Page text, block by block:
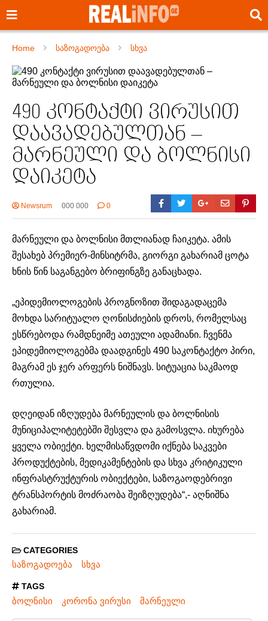
Home საზოგადოება სხვა
490 კონტაქტი ვირუსით
დაავადებულთან –
მარნეული და ბოლნისი
დაიკეტა
Newsrum 000 000 0
მარნეული და ბოლნისი მთლიანად ჩაიკეტა. ამის
შესახებ პრემიერ-მინსიტრმა, გიორგი გახარიამ ცოტა
ხნის წინ საგანგებო ბრიფინგზე განაცხადა.
„ეპიდემიოლოგების პროგნოზით შიდაგადაცემა
მოხდა სარიტუალო ღონისძიების დროს, რომელსაც
ესწრებოდა რამდნეიმე ათეული ადამიანი. ჩვენმა
ეპიდემიოლოგებმა დაადგინეს 490 საკონტაქტო პირი,
მაგრამ ეს ჯერ არფერს ნიშნავს. სიტუაცია საკმაოდ
რთულია.
დღეიდან იზღუდება მარნეულის და ბოლნისის
მუნიციპალიტეტებში შესვლა და გამოსვლა. იხურება
ყველა ობიექტი. ხელმისაწვდომი იქნება საკვები
პროდუქტების, მედიკამენტების და სხვა კრიტიკული
ინფრასტრუქტურის ობიექტები, საზოგაოდებრივი
ტრანსპორტის მოძრაობა შეიზღუდება“,- აღნიშნა
გახარიამ.
CATEGORIES
საზოგადოება სხვა
TAGS
ბოლნისი კორონა ვირუსი მარნეული